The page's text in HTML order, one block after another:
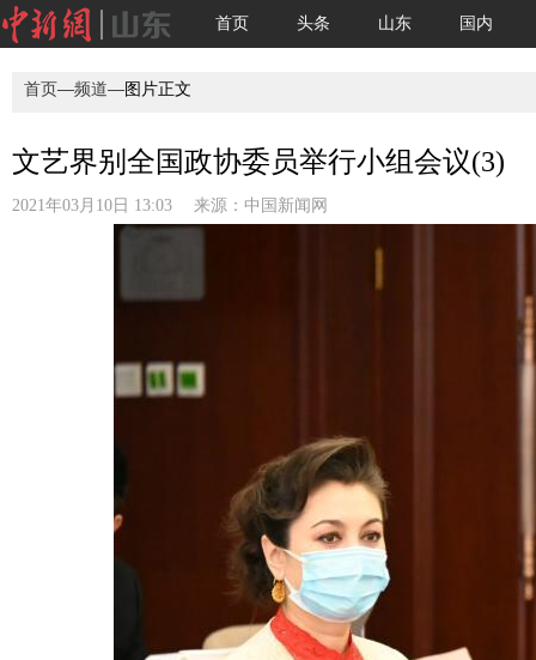
首页 头条 山东 国内
首页—频道—图片正文
文艺界别全国政协委员举行小组会议(3)
2021年03月10日 13:03 来源： 中国新闻网